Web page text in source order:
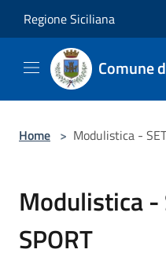
Regione Siciliana
Comune
Home > Modulistica -
Modulistica -
SPORT